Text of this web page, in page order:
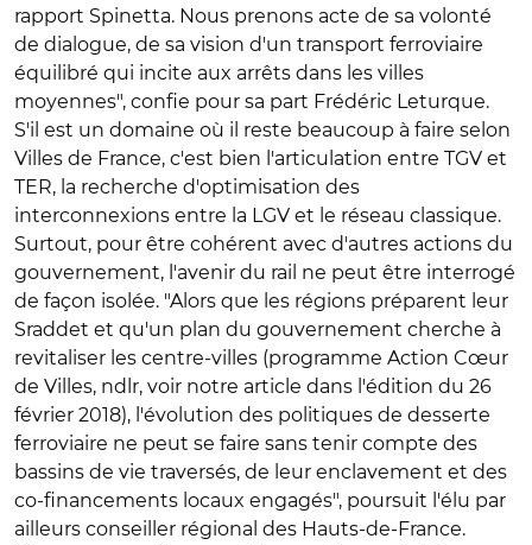
rapport Spinetta. Nous prenons acte de sa volonté
de dialogue, de sa vision d'un transport ferroviaire
équilibré qui incite aux arrêts dans les villes
moyennes", confie pour sa part Frédéric Leturque.
S'il est un domaine où il reste beaucoup à faire selon
Villes de France, c'est bien l'articulation entre TGV et
TER, la recherche d'optimisation des
interconnexions entre la LGV et le réseau classique.
Surtout, pour être cohérent avec d'autres actions du
gouvernement, l'avenir du rail ne peut être interrogé
de façon isolée. "Alors que les régions préparent leur
Sraddet et qu'un plan du gouvernement cherche à
revitaliser les centre-villes (programme Action Cœur
de Villes, ndlr, voir notre article dans l'édition du 26
février 2018), l'évolution des politiques de desserte
ferroviaire ne peut se faire sans tenir compte des
bassins de vie traversés, de leur enclavement et des
co-financements locaux engagés", poursuit l'élu par
ailleurs conseiller régional des Hauts-de-France.